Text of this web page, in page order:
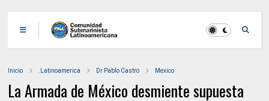
Inicio .Latinoamerica Dr Pablo Castro Mexico
La Armada de México desmiente supuesta